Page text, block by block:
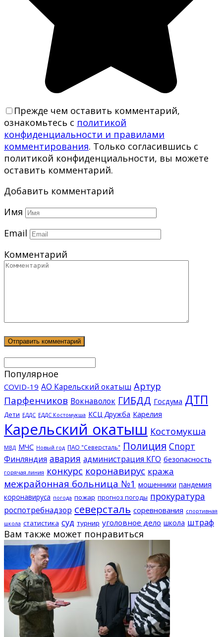
Прежде чем оставить комментарий,
ознакомьтесь с политикой
конфиденциальности и правилами
комментирования. Только согласившись с
политикой конфиденциальности, вы можете
оставить комментарий.
Добавить комментарий
Имя
Email
Комментарий
Популярное
COVID-19 АО Карельский окатыш Артур
Парфенчиков Вокнаволок ГИБДД Госдума ДТП
Дети ЕДДС ЕДДС Костомукша КСЦ Дружба Карелия
Карельский окатыш Костомукша
МВД МЧС Новый год ПАО "Северсталь" Полиция Спорт
Финляндия авария администрация КГО безопасность
горячая линия конкурс коронавирус кража
межрайонная больница №1 мошенники пандемия
коронавируса погода пожар прогноз погоды прокуратура
роспотребнадзор северсталь соревнования спортивная
школа статистика суд турнир уголовное дело школа штраф
Вам также может понравиться